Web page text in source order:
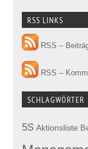
RSS LINKS
RSS –
RSS –
SCHLAGWÖRTER
5S Aktionsliste